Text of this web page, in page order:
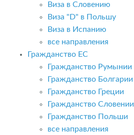
Виза в Словению
Виза "D" в Польшу
Виза в Испанию
все направления
Гражданство ЕС
Гражданство Румынии
Гражданство Болгарии
Гражданство Греции
Гражданство Словении
Гражданство Польши
все направления